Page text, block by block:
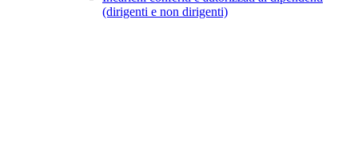
(dirigenti e non dirigenti)